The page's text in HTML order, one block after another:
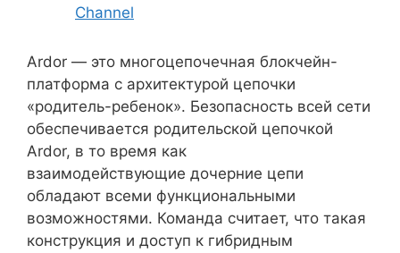
Channel
Ardor — это многоцепочечная блокчейн-
платформа с архитектурой цепочки
«родитель-ребенок». Безопасность всей сети
обеспечивается родительской цепочкой
Ardor, в то время как
взаимодействующие дочерние цепи
обладают всеми функциональными
возможностями. Команда считает, что такая
конструкция и доступ к гибридным